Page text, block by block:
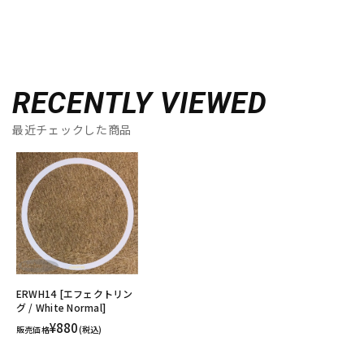
RECENTLY VIEWED
最近チェックした商品
ERWH14 [エフェクトリン
グ / White Normal]
販売価格¥880(税込)